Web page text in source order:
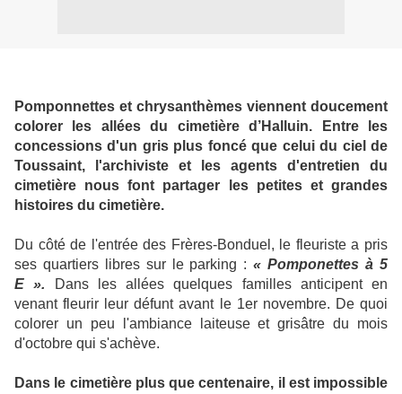
Pomponnettes et chrysanthèmes viennent doucement
colorer les allées du cimetière d’Halluin. Entre les
concessions d'un gris plus foncé que celui du ciel de
Toussaint, l'archiviste et les agents d'entretien du
cimetière nous font partager les petites et grandes
histoires du cimetière.
Du côté de l'entrée des Frères-Bonduel, le fleuriste a pris
ses quartiers libres sur le parking :« Pomponettes à 5
E ». Dans les allées quelques familles anticipent en
venant fleurir leur défunt avant le 1er novembre. De quoi
colorer un peu l'ambiance laiteuse et grisâtre du mois
d'octobre qui s'achève.
Dans le cimetière plus que centenaire, il est impossible